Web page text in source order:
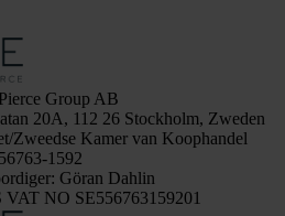
Group AB
20A, 112 26 Stockholm, Zweden
Zweedse Kamer van Koophandel
1592
Göran Dahlin
VAT NO SE556763159201